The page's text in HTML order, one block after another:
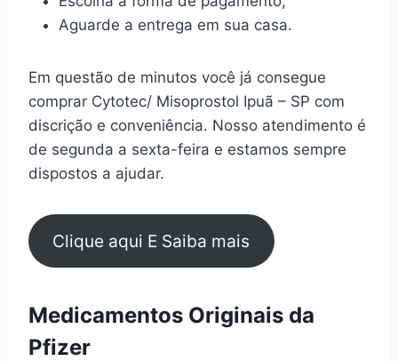
Aguarde a entrega em sua casa.
Em questão de minutos você já consegue
comprar Cytotec/ Misoprostol Ipuã – SP com
discrição e conveniência. Nosso atendimento é
de segunda a sexta-feira e estamos sempre
dispostos a ajudar.
Clique aqui E Saiba mais
Medicamentos Originais da
Pfizer